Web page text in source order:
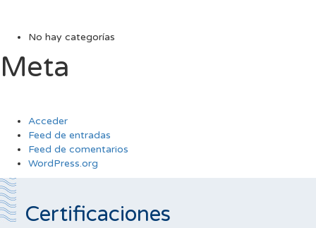
No hay categorías
Meta
Acceder
Feed de entradas
Feed de comentarios
WordPress.org
Certificaciones